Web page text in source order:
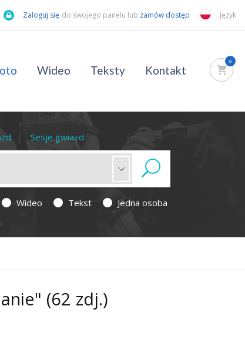
Zaloguj się do swojego panelu lub zamów dostęp Język
Wideo Teksty Kontakt
0
Sesje gwiazd
Wideo Tekst Jedna osoba
(62 zdj.)